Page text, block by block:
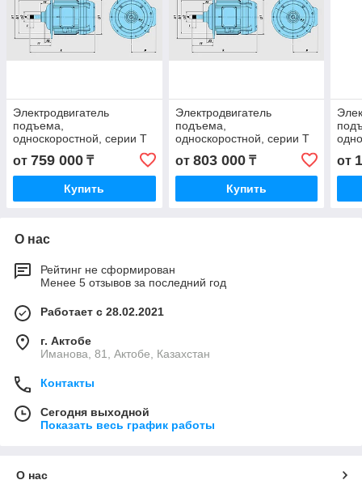
Электродвигатель
подъема,
односкоростной, серии T
КГЕ 1605-4ТР1 KGE 1605-
4TP1 КГ 1605-4 ТР1 KG
1605-4 TP1
от 759 000 ₸
Купить
Электродвигатель
подъема,
односкоростной, серии T
КГЕ 1608-4ТР1 KGE 1608-
4TP1 КГ 1608-4 ТР1 KG
1608-4 TP1
от 803 000₸
Купить
от
О нас
Рейтинг не сформирован
Менее 5 отзывов за последний год
Работает с 28.02.2021
г. Актобе
Иманова, 81, Актобе, Казахстан
Контакты
Сегодня выходной
Показать весь график работы
О нас